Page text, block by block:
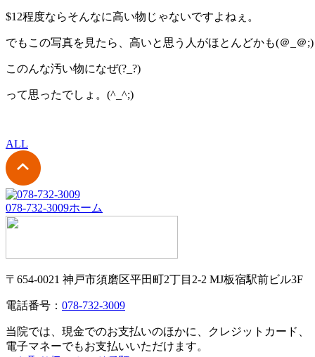
$12程度ならそんなに高い物じゃないですよねぇ。
でもこの写真を見たら、高いと思う人がほとんどかも(＠_＠;)
このんな汚い物になぜ(?_?)
って思ったでしょ。(^_^;)
ALL
078-732-3009ホーム
〒654-0021 神戸市須磨区平田町2丁目2-2 MJ板宿駅前ビル3F
電話番号： 078-732-3009
当院では、現金でのお支払いのほかに、クレジットカード、
電子マネーでもお支払いいただけます。